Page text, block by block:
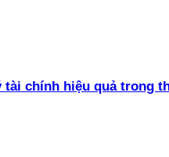
tài chính hiệu quả trong